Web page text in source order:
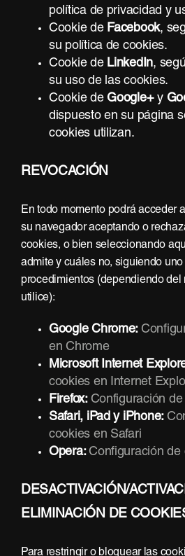
política de privacidad y
Cookie de Facebook,
su política de cookies.
Cookie de LinkedIn,
su uso de las cookies.
Cookie de Google+y
dispuesto en su página
cookies utilizan.
REVOCACIÓN
En todo momento podrá acceder
su navegador aceptando o
cookies, o bien seleccionando
admite y cuáles no, siguiendo
procedimientos (dependiendo del
utilice):
Google Chrome:
en Chrome
Microsoft Internet
cookies en Internet
Firefox: Configuración
Safari, iPad y iPhone:
cookies en Safari
Opera:Configuración de
DESACTIVACIÓN/
ELIMINACIÓN DE
Para restringir o bloquear las